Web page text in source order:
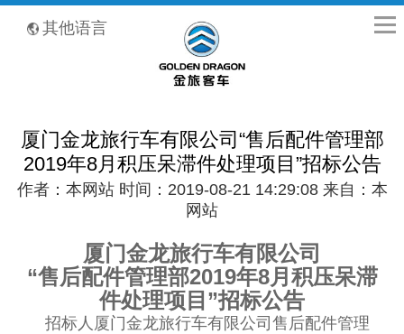
其他语言
厦门金龙旅行车有限公司“售后配件管理部
2019年8月积压呆滞件处理项目”招标公告
作者：本网站 时间：2019-08-21 14:29:08 来自：本
网站
厦门金龙旅行车有限公司
“售后配件管理部2019年8月积压呆滞
件处理项目”招标公告
招标人厦门金龙旅行车有限公司售后配件管理